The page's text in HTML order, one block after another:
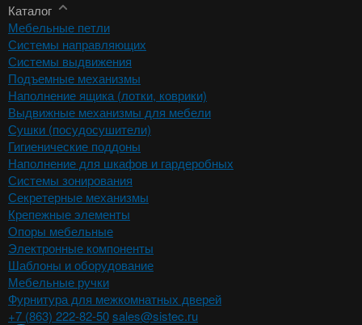
Каталог
Мебельные петли
Системы направляющих
Системы выдвижения
Подъемные механизмы
Наполнение ящика (лотки, коврики)
Выдвижные механизмы для мебели
Сушки (посудосушители)
Гигиенические поддоны
Наполнение для шкафов и гардеробных
Системы зонирования
Секретерные механизмы
Крепежные элементы
Опоры мебельные
Электронные компоненты
Шаблоны и оборудование
Мебельные ручки
Фурнитура для межкомнатных дверей
+7 (863) 222-82-50sales@sistec.ru